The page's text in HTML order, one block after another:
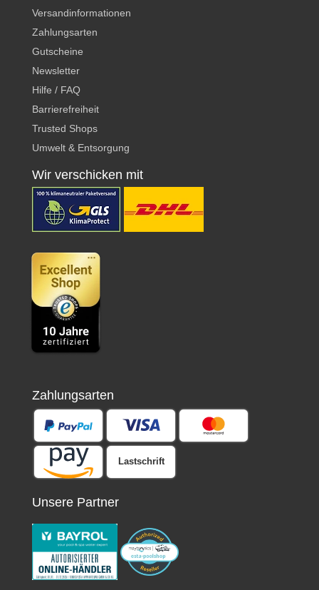
Versandinformationen
Zahlungsarten
Gutscheine
Newsletter
Hilfe / FAQ
Barrierefreiheit
Trusted Shops
Umwelt & Entsorgung
Wir verschicken mit
Zahlungsarten
Lastschrift
Unsere Partner